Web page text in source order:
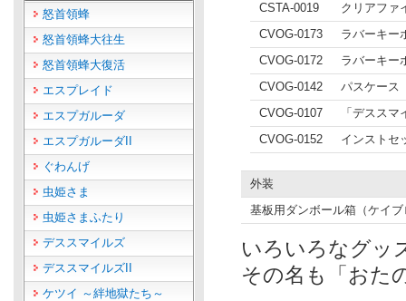
怒首領蜂
怒首領蜂大往生
怒首領蜂大復活
エスプレイド
エスプガルーダ
エスプガルーダII
ぐわんげ
虫姫さま
虫姫さまふたり
デススマイルズ
デススマイルズII
ケツイ ～絆地獄たち～
CSTA-0019
クリアファ
CVOG-0173
ラバーキー
CVOG-0172
ラバーキー
CVOG-0142
パスケース
CVOG-0107
「デスス
CVOG-0152
インストセ
外装
基板用ダンボール箱（ケイ
いろいろなグッ
その名も「おた